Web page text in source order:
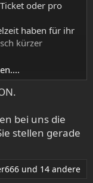
oder pro
haben für ihr
kürzer
bei uns die
stellen gerade
und 14 andere